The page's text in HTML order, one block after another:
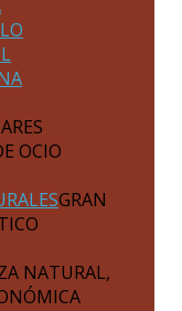
OCIO
GRAN
NATURAL,